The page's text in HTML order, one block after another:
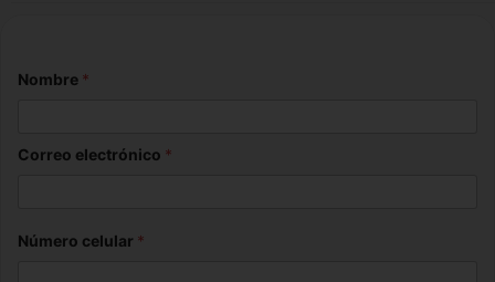
Nombre *
Correo electrónico *
Número celular *